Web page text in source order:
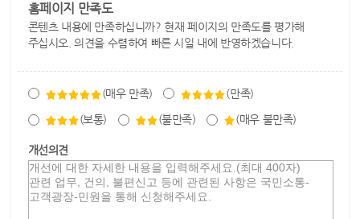
홈페이지 만족도
콘텐츠 내용에 만족하십니까? 현재 페이지의 만족도를 평가해
주십시오. 의견을 수렴하여 빠른 시일 내에 반영하겠습니다.
(매우 만족) (만족)
(보통) (불만족) (매우 불만족)
개선의견